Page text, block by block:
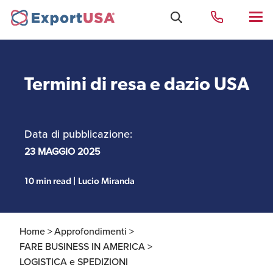
Uffici e Team Exportusa
Uffici e Team
Perchè gli Stati Uniti
Costituzione società e
Visti USA
Termini di resa e dazio USA
Data di pubblicazione:
23 MAGGIO 2025
10 min read | Lucio Miranda
Home >Approfondimenti >
FARE BUSINESS IN AMERICA >
LOGISTICA e SPEDIZIONI